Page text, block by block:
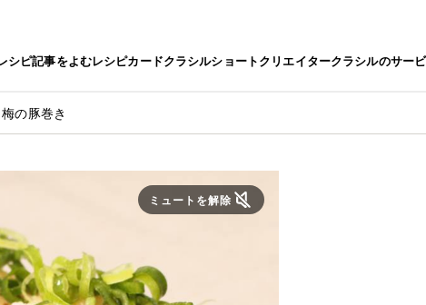
シピ記事をよむレシピカードクラシルショートクリエイタークラシルのサー
の豚巻き
ミュートを解除